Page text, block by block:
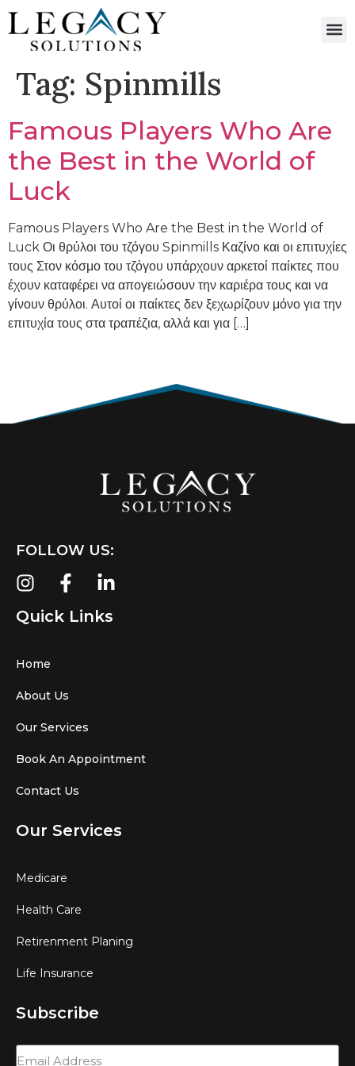
Tag: Spinmills
Famous Players Who Are
the Best in the World of
Luck
Famous Players Who Are the Best in the World of
Luck Οι θρύλοι του τζόγου Spinmills Καζίνο και οι επιτυχίες
τους Στον κόσμο του τζόγου υπάρχουν αρκετοί παίκτες που
έχουν καταφέρει να απογειώσουν την καριέρα τους και να
γίνουν θρύλοι. Αυτοί οι παίκτες δεν ξεχωρίζουν μόνο για την
επιτυχία τους στα τραπέζια, αλλά και για […]
FOLLOW US:
Quick Links
Home
About Us
Our Services
Book An Appointment
Contact Us
Our Services
Medicare
Health Care
Retirenment Planing
Life Insurance
Subscribe